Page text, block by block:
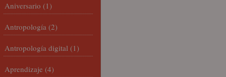
Aniversario (1)
Antropología (2)
Antropología digital (1)
Aprendizaje (4)